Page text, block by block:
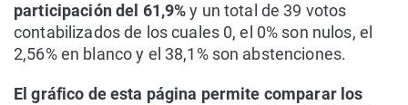
participación del 61,9%y un total de 39 votos
contabilizados de los cuales 0, el 0% son nulos, el
2,56% en blanco y el 38,1% son abstenciones.
El gráfico de esta página permite comparar los